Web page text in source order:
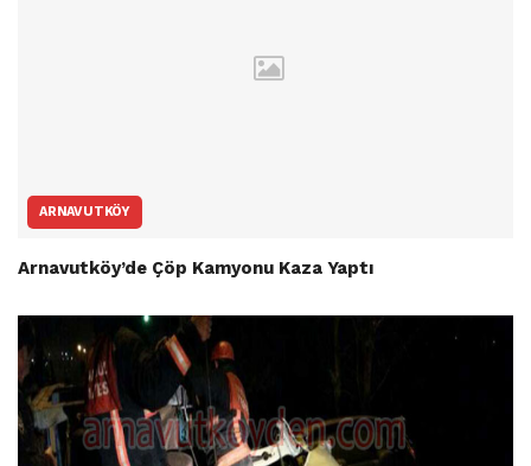
ARNAVUTKÖY
Arnavutköy’de Çöp Kamyonu Kaza Yaptı